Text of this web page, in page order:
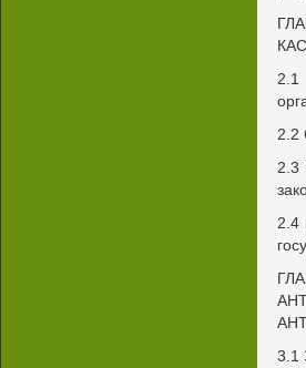
2.1
2.2
2.3
2.4
3.1